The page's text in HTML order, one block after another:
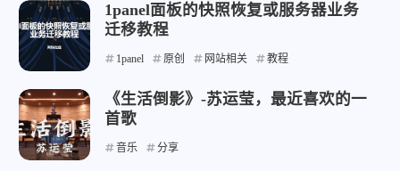
1panel面板的快照恢复或服务器业务
迁移教程
1panel 原创 网站相关 教程
《生活倒影》-苏运莹，最近喜欢的一
首歌
音乐 分享